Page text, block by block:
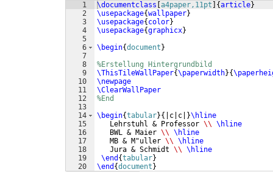
1
2
3
4
5
6
7
8
9
10
11
12
13
14
15
16
17
18
19
20
\documentclass a4paper,11pt {article}
\usepackage{wallpaper}
\usepackage{ color}
\usepackage{graphicx}
\begin{document }
%Erstellung Hintergrundbild
\ThisTileWallPaper{\paperwidth}{
\newpage
\ClearWallPaper
%End
\begin{tabular}{ |c|c| }\hline
   Lehrstuhl & Professor
\\ \hline
   BWL & Maier
\\ \hline
   MB & M"uller
\\ \hline
   Jura & Schmidt
\\ \hline
\end {tabular}
\end {document }